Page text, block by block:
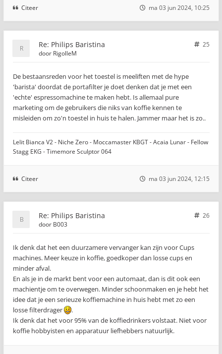
Citeer ma 03 jun 2024, 10:25
Re: Philips Baristina
25
door RigolleM
De bestaansreden voor het toestel is meeliften met de hype
'barista' doordat de portafilter je doet denken dat je met een
'echte' espressomachine te maken hebt. Is allemaal pure
marketing om de gebruikers die niks van koffie kennen te
misleiden om zo'n toestel in huis te halen. Jammer maar het is zo..
Lelit Bianca V2 - Niche Zero - Moccamaster KBGT - Acaia Lunar - Fellow
Stagg EKG - Timemore Sculptor 064
Citeer ma 03 jun 2024, 12:15
Re: Philips Baristina
26
door B003
Ik denk dat het een duurzamere vervanger kan zijn voor Cups
machines. Meer keuze in koffie, goedkoper dan losse cups en
minder afval.
En als je in de markt bent voor een automaat, dan is dit ook een
machientje om te overwegen. Minder schoonmaken en je hebt het
idee dat je een serieuze koffiemachine in huis hebt met zo een
losse filterdrager
.
Ik denk dat het voor 95% van de koffiedrinkers volstaat. Niet voor
koffie hobbyisten en apparatuur liefhebbers natuurlijk.